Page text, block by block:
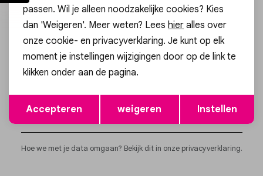
Altijd als eerste op de hoogte zijn?
Schrijf je in voor onze nieuwsbrief en ontvang dan ook gelijk
€5,- korting!
Hoe we met je data omgaan? Bekijk dit in onze privacyverklaring.
Opslaan
passen. Wil je alleen noodzakelijke cookies? Kies
dan 'Weigeren'. Meer weten? Lees hier alles over
onze cookie- en privacyverklaring. Je kunt op elk
moment je instellingen wijzigingen door op de link te
klikken onder aan de pagina.
Accepteren weigeren Instellen